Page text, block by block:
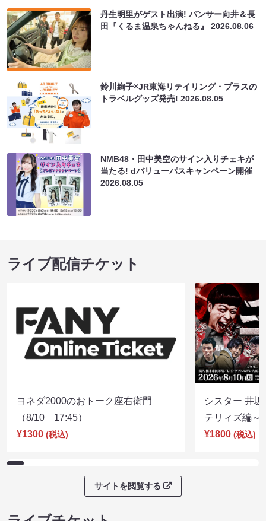
丹生明里がゲスト出演! パンサー向井＆長
田『くるま温泉ちゃんねる』2026.08.06
鈴川絢子×JR東海リテイリング・プラスの
トラベルグッズ発売!2026.08.05
NMB48・田中美空のサイン入りチェキが
当たる! dバリューパスキャンペーン開催
2026.08.05
ライブ配信チケット
ヨネダ2000のおトーク座右衛門
（8/10 17:45）
¥1300 (税込)
シスター 井
テリィズ編
¥1800 (税込)
サイトを閲覧する